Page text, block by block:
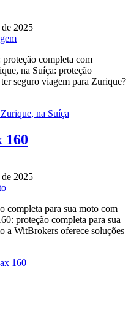
2025
completa com
na Suíça: proteção
seguro viagem para Zurique?
na Suíça
160
2025
completa para sua moto com
proteção completa para sua
a WitBrokers oferece soluções
160